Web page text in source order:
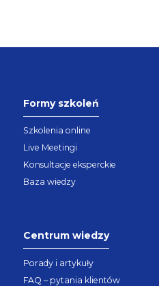
Formy szkoleń
Szkolenia online
Live Meetingi
Konsultacje eksperckie
Baza wiedzy
Centrum wiedzy
Porady i artykuły
FAQ – pytania klientów